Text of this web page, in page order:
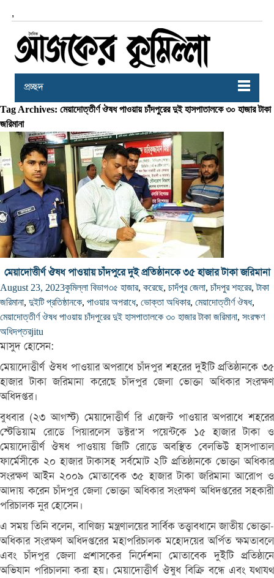
,
প্রচ্ছদ
Tag Archives: মেয়াদোত্তীর্ণ ঔষধ পাওয়ায় চাঁদপুরের দুই হাসপাতালকে ৩০ হাজার টাকা
জরিমানা
মেয়াদোত্তীর্ণ ঔষধ পাওয়ায় চাঁদপুরে দুই প্রতিষ্ঠানকে ৩৫ হাজার টাকা জরিমানা
August 23, 2023কুমিল্লা বিভাগ৩৫ হাজার, করেছে, চাদঁপুর জেলা, চাঁদপুর শহরের,টাকা
জরিমানা, দুইটি প্রতিষ্ঠানকে, পাওয়ার অপরাধে, ভোক্তা অধিকার, মেয়াদোত্তীর্ণ ঔষধ,
মেয়াদোত্তীর্ণ ঔষধ পাওয়ায় চাঁদপুরের দুই হাসপাতালকে ৩০ হাজার টাকা জরিমানা, সংরক্ষণ
অধিদপ্তরjitu
মাসুদ হোসেন:
মেয়াদোত্তীর্ণ ঔষধ পাওয়ার অপরাধে চাঁদপুর শহরের দুইটি প্রতিষ্ঠানকে ৩৫
হাজার টাকা জরিমানা করেছে চাঁদপুর জেলা ভোক্তা অধিকার সংরক্ষণ
অধিদপ্তর।
বুধবার (২৩ আগস্ট) মেয়াদোত্তীর্ণ রি এজেন্ট পাওয়ার অপরাধে শহরের
স্টেডিয়াম রোডে পিয়ারলেস ডক্টর’স পয়েন্টকে ১৫ হাজার টাকা ও
মেয়াদোত্তীর্ণ ঔষধ পাওয়ায় জিটি রোডে অবস্থিত বেলভিউ হাসপাতাল
ফার্মেসীকে ২০ হাজার টাকাসহ সর্বমোট ২টি প্রতিষ্ঠানকে ভোক্তা অধিকার
সংরক্ষণ আইন ২০০৯ মোতাবেক ৩৫ হাজার টাকা জরিমানা আরোপ ও
আদায় করেন চাঁদপুর জেলা ভোক্তা অধিকার সংরক্ষণ অধিদপ্তরের সহকারী
পরিচালক নুর হোসেন।
এ সময় তিনি বলেন, বাণিজ্য মন্ত্রণালয়ের সার্বিক তত্ত্বাবধানে জাতীয় ভোক্তা-
অধিকার সংরক্ষণ অধিদপ্তরের মহাপরিচালক মহোদয়ের অর্পিত ক্ষমতাবলে
এবং চাঁদপুর জেলা প্রশাসকের নির্দেশনা মোতাবেক দুইটি প্রতিষ্ঠানে
অভিযান পরিচালনা করা হয়। মেয়াদোত্তীর্ণ ঔষুধ বিক্রি বন্ধে এবং যথাযথ